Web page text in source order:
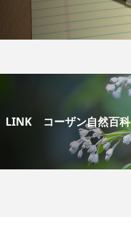
LINK コーザン自然百科